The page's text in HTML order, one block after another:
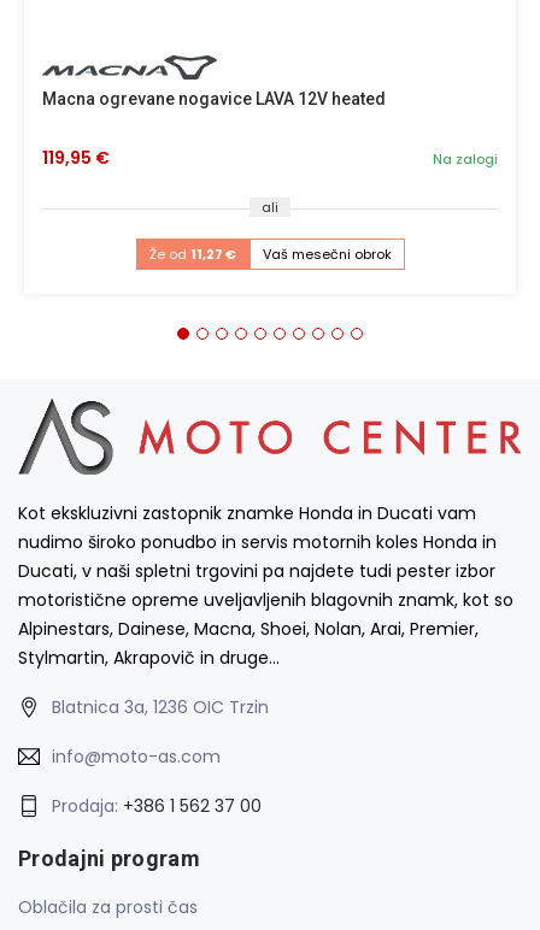
Macna ogrevane nogavice LAVA 12V heated
Na zalogi
119,95 €
ali
Že od 11,27 € Vaš mesečni obrok
Kot ekskluzivni zastopnik znamke Honda in Ducati vam
nudimo široko ponudbo in servis motornih koles Honda in
Ducati, v naši spletni trgovini pa najdete tudi pester izbor
motoristične opreme uveljavljenih blagovnih znamk, kot so
Alpinestars, Dainese, Macna, Shoei, Nolan, Arai, Premier,
Stylmartin, Akrapovič in druge…
Blatnica 3a, 1236 OIC Trzin
info@moto-as.com
Prodaja: +386 1 562 37 00
Prodajni program
Oblačila za prosti čas